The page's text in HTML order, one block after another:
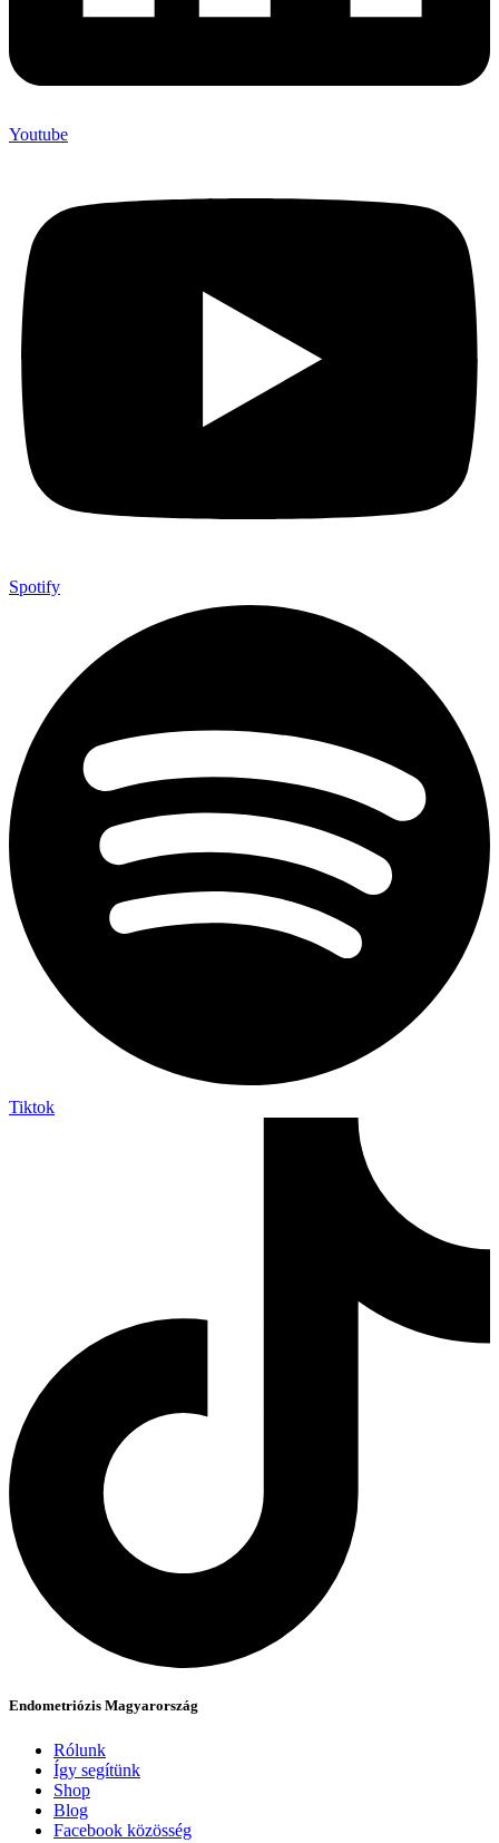
Youtube
Spotify
Tiktok
Endometriózis Magyarország
Rólunk
Így segítünk
Shop
Blog
Facebook közösség